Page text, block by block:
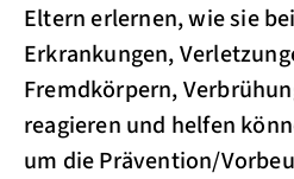
Eltern erlernen, wie sie bei
Erkrankungen,
Fremdkörpern,
reagieren und helfen
um die Prävention/